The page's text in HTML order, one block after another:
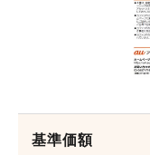
ウェブアクセシビリティ
電子公告
基準価額